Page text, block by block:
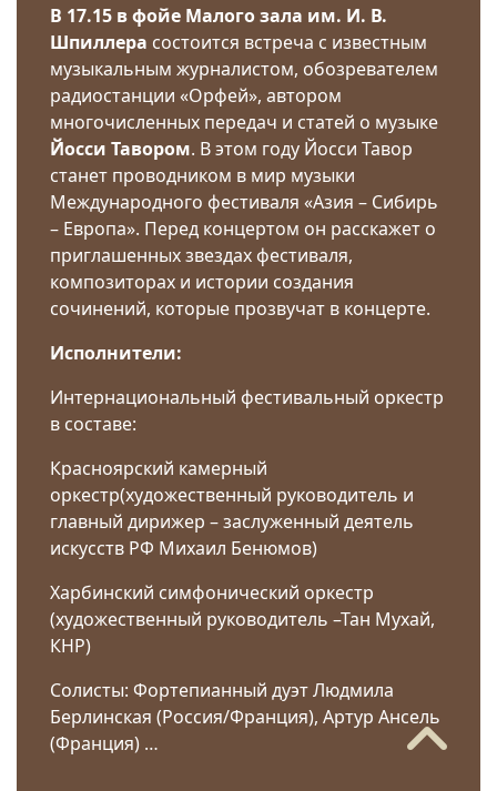
В 17.15 в фойе Малого зала им. И. В.
Шпиллера состоится встреча с известным
музыкальным журналистом, обозревателем
радиостанции «Орфей», автором
многочисленных передач и статей о музыке
Йосси Тавором. В этом году Йосси Тавор
станет проводником в мир музыки
Международного фестиваля «Азия – Сибирь
– Европа». Перед концертом он расскажет о
приглашенных звездах фестиваля,
композиторах и истории создания
сочинений, которые прозвучат в концерте.
Исполнители:
Интернациональный фестивальный оркестр
в составе:
Красноярский камерный
оркестр(художественный руководитель и
главный дирижер – заслуженный деятель
искусств РФ Михаил Бенюмов)
Харбинский симфонический оркестр
(художественный руководитель –Тан Мухай,
КНР)
Солисты: Фортепианный дуэт Людмила
Берлинская (Россия/Франция), Артур Ансель
(Франция) …